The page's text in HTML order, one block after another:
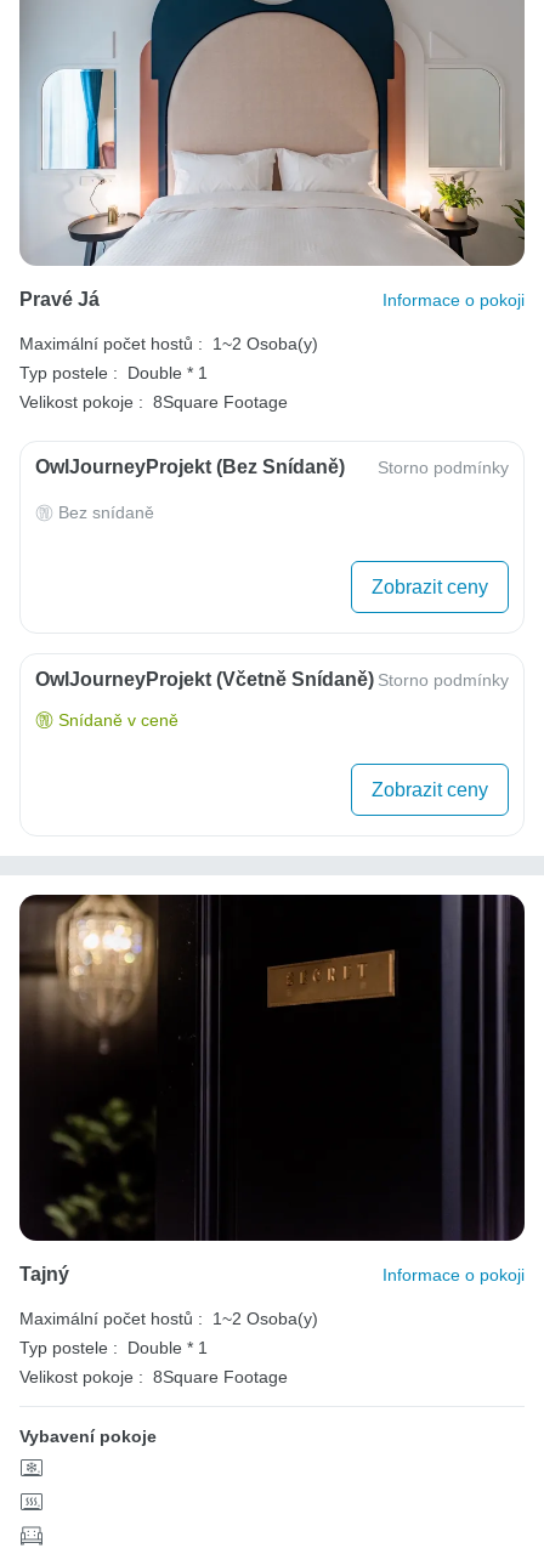
Pravé Já Informace o pokoji
Maximální počet hostů :
1~2 Osoba(y)
Typ postele :
Double * 1
Velikost pokoje : 8Square Footage
OwlJourneyProjekt (bez Snídaně) Storno podmínky
Bez snídaně
Zobrazit ceny
OwlJourneyProjekt (včetně Snídaně) Storno podmínky
Snídaně v ceně
Zobrazit ceny
Tajný Informace o pokoji
Maximální počet hostů :
1~2 Osoba(y)
Typ postele :
Double * 1
Velikost pokoje : 8Square Footage
Vybavení pokoje